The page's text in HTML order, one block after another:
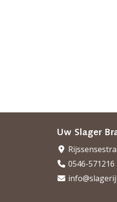
Uw Slager
0546-571216